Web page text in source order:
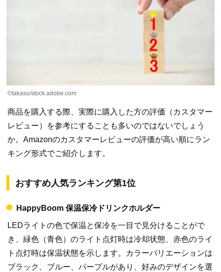
©takasu/stock.adobe.com
商品を購入する際、実際に購入した方の評価（カスタマー
レビュー）を参考にすることも多いのではないでしょう
か。Amazonのカスタマーレビューの評価が高い順にラン
キング形式でご紹介します。
おすすめ人気ランキング第1位
HappyBoom 保温保冷ドリンクホルダー
LEDライトの色で保温と保冷を一目で見分けることがで
き、緑色（青色）のライト点灯時は冷却状態、赤色のライ
ト点灯時は保温状態を示します。カラーバリエーションは
ブラック、ブルー、パープルがあり、好みのデザインを選